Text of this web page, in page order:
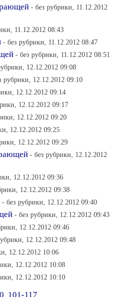
- без рубрики, 11.12.2012
11.12.2012 08:43
- без рубрики, 11.12.2012 08:47
- без рубрики, 11.12.2012 08:51
12.12.2012 09:08
рубрики, 12.12.2012 09:10
12.12.2012 09:14
12.12.2012 09:17
12.12.2012 09:20
12.12.2012 09:25
12.12.2012 09:29
- без рубрики, 12.12.2012
12.12.2012 09:36
12.12.2012 09:38
- без рубрики, 12.12.2012 09:40
- без рубрики, 12.12.2012 09:43
12.12.2012 09:46
12.12.2012 09:48
12.12.2012 10:06
12.12.2012 10:08
12.12.2012 10:10
101-117